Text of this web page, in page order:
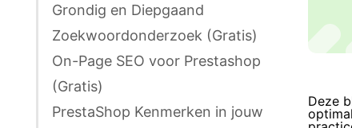
Grondig en Diepgaand
Zoekwoordonderzoek (Gratis)
On-Page SEO voor Prestashop
(Gratis)
PrestaShop Kenmerken in jouw
Deze